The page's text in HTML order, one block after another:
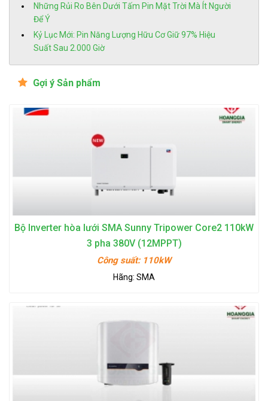
Những Rủi Ro Bên Dưới Tấm Pin Mặt Trời Mà Ít Người
Để Ý
Kỷ Lục Mới: Pin Năng Lượng Hữu Cơ Giữ 97% Hiệu
Suất Sau 2.000 Giờ
Gợi ý Sản phẩm
Bộ Inverter hòa lưới SMA Sunny Tripower Core2 110kW
3 pha 380V (12MPPT)
Công suất: 110kW
Hãng: SMA